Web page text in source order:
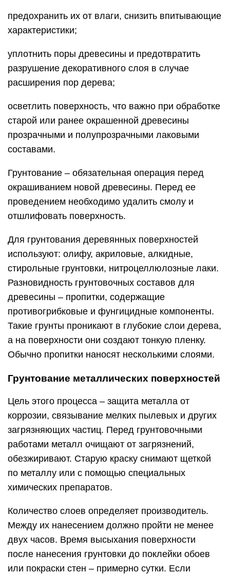
предохранить их от влаги, снизить впитывающие
характеристики;
уплотнить поры древесины и предотвратить
разрушение декоративного слоя в случае
расширения пор дерева;
осветлить поверхность, что важно при обработке
старой или ранее окрашенной древесины
прозрачными и полупрозрачными лаковыми
составами.
Грунтование – обязательная операция перед
окрашиванием новой древесины. Перед ее
проведением необходимо удалить смолу и
отшлифовать поверхность.
Для грунтования деревянных поверхностей
используют: олифу, акриловые, алкидные,
стирольные грунтовки, нитроцеллюлозные лаки.
Разновидность грунтовочных составов для
древесины – пропитки, содержащие
противогрибковые и фунгицидные компоненты.
Такие грунты проникают в глубокие слои дерева,
а на поверхности они создают тонкую пленку.
Обычно пропитки наносят несколькими слоями.
Грунтование металлических поверхностей
Цель этого процесса – защита металла от
коррозии, связывание мелких пылевых и других
загрязняющих частиц. Перед грунтовочными
работами металл очищают от загрязнений,
обезжиривают. Старую краску снимают щеткой
по металлу или с помощью специальных
химических препаратов.
Количество слоев определяет производитель.
Между их нанесением должно пройти не менее
двух часов. Время высыхания поверхности
после нанесения грунтовки до поклейки обоев
или покраски стен – примерно сутки. Если